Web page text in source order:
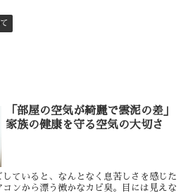
「部屋の空気が綺麗で雲泥の差」
家族の健康を守る空気の大切さ
ていると、なんとなく息苦しさを感じた
ンから漂う微かなカビ臭。目には見えな